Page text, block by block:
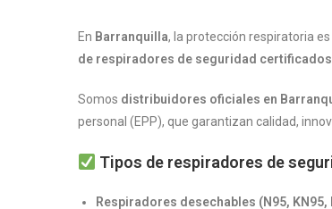
En Barranquilla, la protección respiratoria
de respiradores de seguridad certificados
Somos distribuidores oficiales en
personal (EPP), que garantizan calidad,
Tipos de respiradores de
Respiradores desechables (N95, KN95,